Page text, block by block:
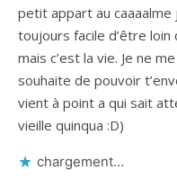
petit appart au caaaalme
toujours facile d’être
mais c’est la vie. Je ne
souhaite de pouvoir
vient à point a qui sait
vieille quinqua :D)
chargement…